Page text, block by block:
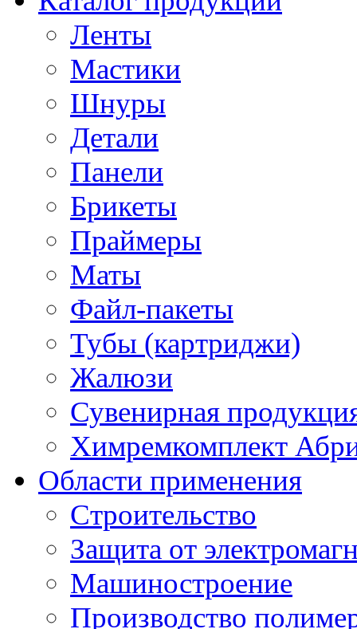
Ленты
Мастики
Шнуры
Детали
Панели
Брикеты
Праймеры
Маты
Файл-пакеты
Тубы (картриджи)
Жалюзи
Сувенирная
Химремкомплект
Области применения
Строительство
Защита от
Машиностроение
Производство